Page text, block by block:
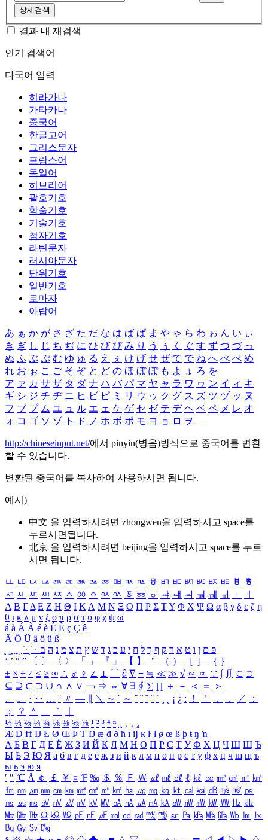
상세검색
결과 내 재검색
인기 검색어
다국어 입력
히라가나
가타카나
중국어
한글고어
그리스문자
프랑스어
독일어
히브리어
괄호기호
학술기호
기술기호
첨자기호
라틴문자
러시아문자
단위기호
일반기호
로마자
아랍어
あ ぁ か が さ ざ た だ な は ば ぱ ま や ゃ ら わ ゎ ん い ぃ
き ぎ し じ ち ぢ に ひ び ぴ み り う ぅ く ぐ す ず つ づ っ
ぬ ふ ぶ ぷ む ゆ ゅ る え ぇ け げ せ ぜ て で ね へ べ ぺ め
れ お ぉ こ ご そ ぞ と ど の ほ ぼ ぽ も よ ょ ろ を
ア ァ カ サ ザ タ ダ ナ ハ バ パ マ ヤ ャ ラ ワ ヮ ン イ ィ キ
ギ シ ジ チ ヂ ニ ヒ ビ ピ ミ リ ウ ゥ ク グ ス ズ ツ ヅ ッ ヌ
フ ブ プ ム ユ ュ ル エ ェ ケ ゲ セ ゼ テ デ ヘ ベ ペ メ レ オ
ォ コ ゴ ソ ゾ ト ド ノ ホ ボ ポ モ ヨ ョ ロ ヲ ―
http://chineseinput.net/에서 pinyin(병음)방식으로 중국어를 변환
할 수 있습니다.
변환된 중국어를 복사하여 사용하시면 됩니다.
예시)
中文 을 입력하시려면 zhongwen을 입력하시고 space를
누르시면됩니다.
北京 을 입력하시려면 beijing을 입력하시고 space를 누르
시면 됩니다.
ㅥ ㅦ ㅧ ㅨ ㅩ ㅪ ㅫ ㅬ ㅭ ㅮ ㅯ ㅰ ㅱ ㅲ ㅳ ㅴ ㅵ ㅶ ㅷ ㅸ
ㅹ
ㅺ ㅻ ㅼ ㅽ ㅾ ㅿ ㆀ ㆁ ㆂ ㆃ ㆄ ㆅ ㆆ ㆇ ㆈ ㆉ ㆊ ㆋ ㆌ ㆍ
ㆎ
Α Β ΓΔ Ε Ζ Η Θ Ι ΚΛ Μ Ν Ξ Ο Π Ρ Σ ΤΥ Φ Χ Ψ Ω α β γ δ ε ζ η
θ ι κ λ μ ν ξ ο π ρ σ τ υ φ χ ψ ω
á à Á À é è É È ç Ç ê
Ä Ö Ü ä ö ü ß
ִֶֹ ֻּ ׁׂ פ ם ן ו ט א ר ק ף ך ל ח י ע כ ג ד ש ץ ת צ מ נ ה ב
‘ ’ “ ” 〔 〕 〈 〉 「 」 『 』 【 】 ＂ （ ） ［ ］ ｛ ｝
± × ÷ ≠ ≤ ≥ ∞ ∴ ♂ ♀ ∠ ⊥ ⌒ ∂ ∇ ≡ ≒ ≪ ≫ √ ∽ ∝ ∵ ∫ ∬ ∈ ∋
⊆ ⊇ ⊂ ⊃ ∪ ∩ ∧ ∨ ￢ ⇒ ⇔ ∀ ∃ ∮ ∑ ∏ ＋ － ＜ ＝
＞
、
。 · ‥ … ¨ 〃 ― ＼ ∼ ´ ～ ˇ ˘ ˝ ˚ ˙ ¸ ¡ ¿ ː ！ ＇ ， ． ／
：
；
？ ＾ ｀
½ ⅓ ⅔ ¼ ¾ ⅛ ⅜ ⅝ ⅞ ¹ ² ³ ⁴ ⁿ ₁ ₂ ₃ ₄
Æ Ð Ħ Ĳ Ł Ø Œ Þ Ŧ Ŋ æ đ ð ħ ı ĳ ĸ ŀ ł ø œ ß þ ŧ ŋ ŉ
А Б В Г Д Е Ё Ж З И Й К Л М Н О П Р С Т У Ф Х Ц Ч Ш Щ Ъ
Ы Ь Э Ю Я а б в г д е ё ж з и й к л м н о п р с т у ф х ц ч ш щ ъ
ы ь э ю я
′ ″ ℃ Å ￠ ￡ ￥ ¤ ℉ ‰ ＄ ％ Ｆ ￦ ㎕ ㎖ ㎗ ℓ ㎘ ㏄ ㎣ ㎤ ㎥ ㎦
㎙ ㎚ ㎛ ㎜ ㎝ ㎞ ㎟ ㎠ ㎡ ㎢ ㏊ ㎍ ㎎ ㎏ ㏏ ㎈ ㎉ ㏈ ㎧ ㎨ ㎰
㎱ ㎲ ㎳ ㎴ ㎵ ㎶ ㎷ ㎸ ㎹ ㎀ ㎁ ㎂ ㎃ ㎄ ㎺ ㎻ ㎽ ㎾ ㎿ ㎐ ㎑
㎒ ㎓ ㎔ Ω ㏀ ㏁ ㎊ ㎋ ㎌ ㏖ ㏅ ㎭ ㎮ ㎯ ㏛ ㎩ ㎪ ㎫ ㎬ ㏝ ㏐
㏓
㏃ ㏉ ㏜ ㏆